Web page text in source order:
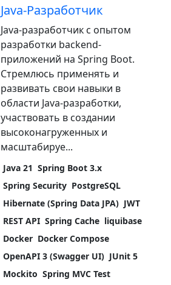
Java-Разработчик
Java-разработчик с опытом
разработки backend-
приложений на Spring Boot.
Стремлюсь применять и
развивать свои навыки в
области Java-разработки,
участвовать в создании
высоконагруженных и
масштабируе...
Java 21 Spring Boot 3.x
Spring Security PostgreSQL
Hibernate (Spring Data JPA) JWT
REST API Spring Cache liquibase
Docker Docker Compose
OpenAPI 3 (Swagger UI) JUnit 5
Mockito Spring MVC Test